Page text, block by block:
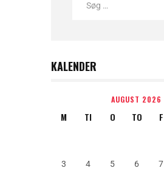
KALENDER
AUGUST 2026
M TI O TO F
3 4 5 6 7